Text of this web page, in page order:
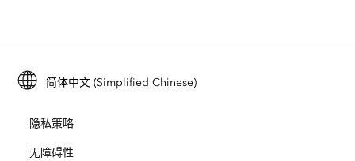
Esri 年轻专家关系网
培训
ArcUser
ArcNews
招贤纳士
开放视野
ArcGIS for Student Use
保护
简体中文 (Simplified Chinese)
隐私策略
无障碍性